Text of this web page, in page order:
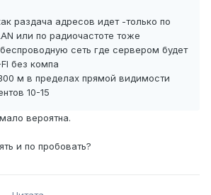
раздача адресов идет -только по
или по радиочастоте тоже
сеть где сервером будет
без компа
м в пределах прямой видимости
10-15
вероятна.
и по пробовать?